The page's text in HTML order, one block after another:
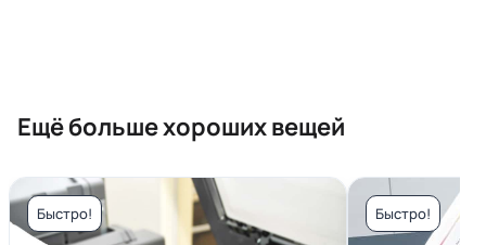
Ещё больше хороших вещей
Быстро! Быстро!